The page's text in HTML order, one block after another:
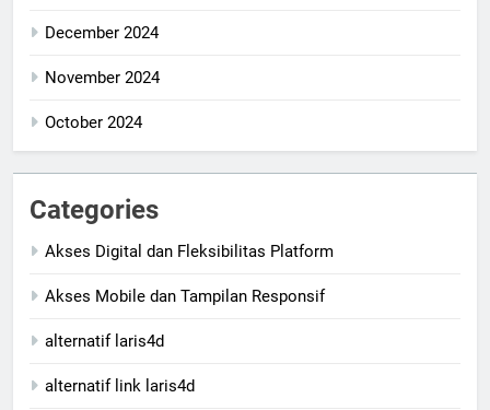
December 2024
November 2024
October 2024
Categories
Akses Digital dan Fleksibilitas Platform
Akses Mobile dan Tampilan Responsif
alternatif laris4d
alternatif link laris4d